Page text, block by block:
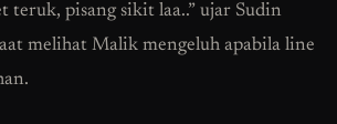
teruk, pisang sikit laa..” ujar Sudin
melihat Malik mengeluh apabila line